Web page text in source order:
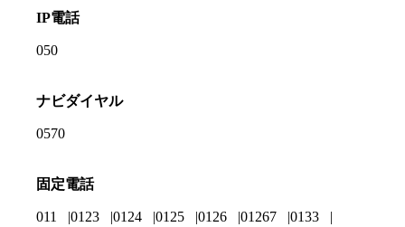
IP電話
050
ナビダイヤル
0570
固定電話
011 0123 0124 0125 0126 01267
0133